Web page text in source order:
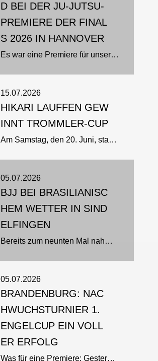
D BEI DER JU-JUTSU-
PREMIERE DER FINAL
S 2026 IN HANNOVER
Es war eine Premiere für unseren Sport: Zum ersten Mal stand Ju-Jutsu bei den Finals 2026 in der Swiss Life Hall in Hannover im Rampenlicht. Team Nord setzte sich dabei aus Athletinnen und Athleten aus Schleswig-Holstein, Hamburg...
15.07.2026
HIKARI LAUFFEN GEW
INNT TROMMLER-CUP
Am Samstag, den 20. Juni, starteten die Ju-Jutsuka des Budo-Club Hikari e. V. Lauffen in den Disziplinen BJJ und Fighting beim Philippsburg Trommler-Cup. Das Event ist mit über 300 Teilnehmern aus 26 Vereinen das größte...
05.07.2026
BJJ BEI BRASILIANISC
HEM WETTER IN SIND
ELFINGEN
Bereits zum neunten Mal nahm Peter Schira aus Köln den langen Weg nach Sindelfingen auf sich, um sein umfangreiches Wissen im Brazilian Jiu-Jitsu an zahlreiche interessierte Teilnehmerinnen und Teilnehmer weiterzugeben. Gemeinsam...
05.07.2026
BRANDENBURG: NAC
HWUCHSTURNIER 1.
ENGELCUP EIN VOLL
ER ERFOLG
Was für eine Premiere: Gestern fand zum ersten Mal ein Nachwuchsturnier in Brandenburg an der Havel statt - und es war ein voller Erfolg. Knapp 80 Ju-Jutsu-Ka aus insgesamt acht Vereinen gingen beim 1. Engelcup auf die Matte -...